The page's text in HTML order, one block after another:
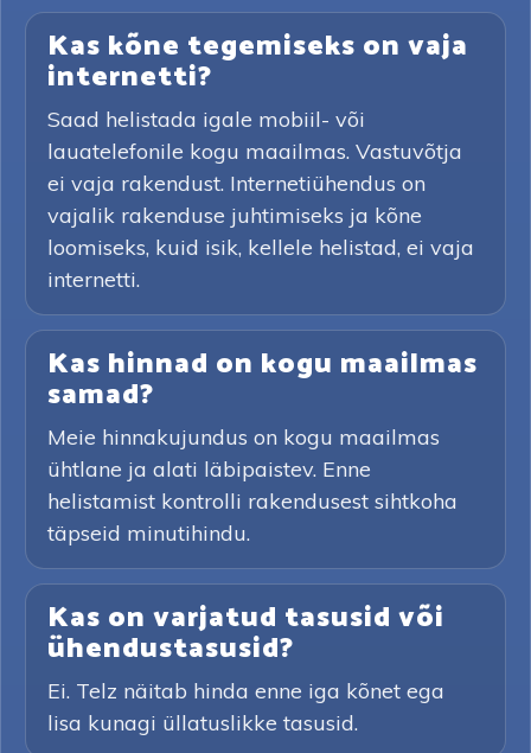
Kas kõne tegemiseks on vaja
internetti?
Saad helistada igale mobiil- või
lauatelefonile kogu maailmas. Vastuvõtja
ei vaja rakendust. Internetiühendus on
vajalik rakenduse juhtimiseks ja kõne
loomiseks, kuid isik, kellele helistad, ei vaja
internetti.
Kas hinnad on kogu maailmas
samad?
Meie hinnakujundus on kogu maailmas
ühtlane ja alati läbipaistev. Enne
helistamist kontrolli rakendusest sihtkoha
täpseid minutihindu.
Kas on varjatud tasusid või
ühendustasusid?
Ei. Telz näitab hinda enne iga kõnet ega
lisa kunagi üllatuslikke tasusid.